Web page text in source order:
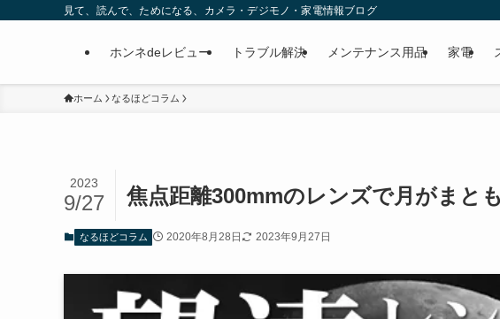
見て、読んで、ためになる、カメラ・デジモノ・家電情報ブログ
ホンネdeレビュー トラブル解決 メンテナンス用品 家電
ホーム なるほどコラム
焦点距離300mmのレンズで月がまと
2023
9/27
なるほどコラム 2020年8月28日 2023年9月27日